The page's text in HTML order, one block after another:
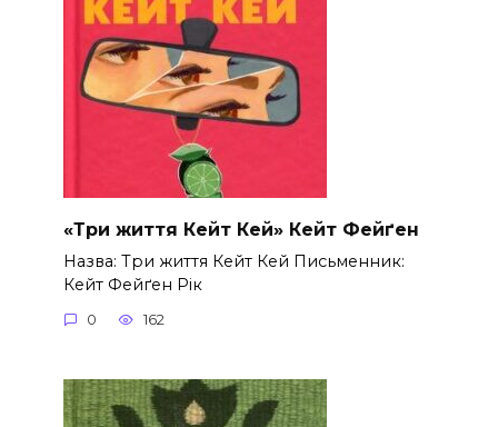
«Три життя Кейт Кей» Кейт Фейґен
Назва: Три життя Кейт Кей Письменник:
Кейт Фейґен Рік
0 162